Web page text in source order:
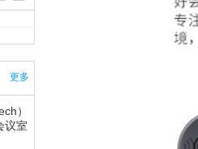
更多
）
议室